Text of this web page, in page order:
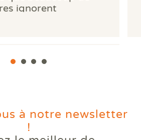
ignorent
à notre newsletter
!